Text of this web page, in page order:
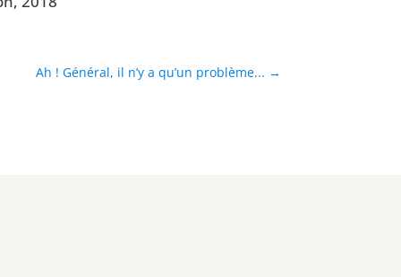
Ah ! Général, il n’y a qu’un problème... →